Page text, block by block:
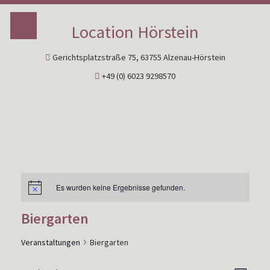
Location Hörstein
Gerichtsplatzstraße 75, 63755 Alzenau-Hörstein
+49 (0) 6023 9298570
Es wurden keine Ergebnisse gefunden.
Biergarten
Veranstaltungen Biergarten